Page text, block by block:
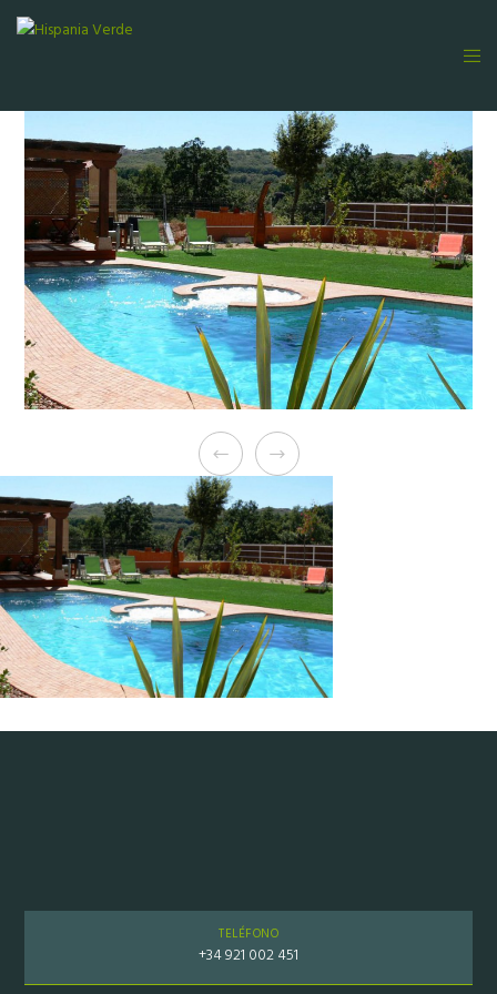
TELÉFONO
+34 921 002 451